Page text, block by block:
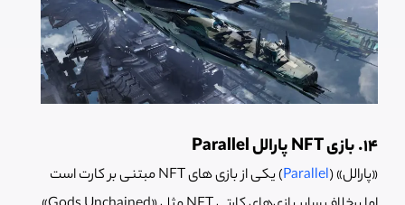
14. بازی NFT پارالل Parallel
«پارالل» (Parallel
) یکی از بازی های NFT مبتنی بر کارت است